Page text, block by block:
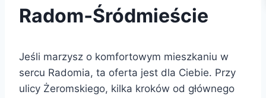
Radom‑Śródmieście
Jeśli marzysz o komfortowym mieszkaniu w
sercu Radomia, ta oferta jest dla Ciebie. Przy
ulicy Żeromskiego, kilka kroków od głównego